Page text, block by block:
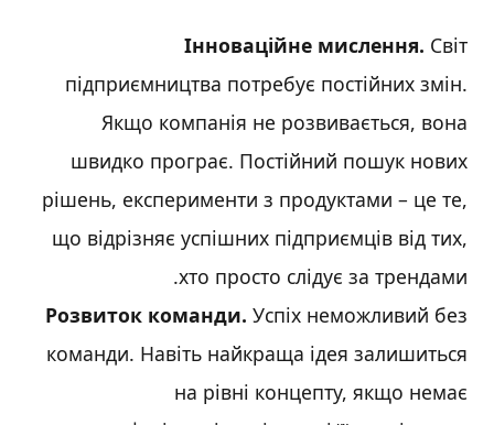
Інноваційне мислення. Світ
підприємництва потребує постійних змін.
Якщо компанія не розвивається, вона
швидко програє. Постійний пошук нових
рішень, експерименти з продуктами – це те,
що відрізняє успішних підприємців від тих,
хто просто слідує за трендами.
Розвиток команди. Успіх неможливий без
команди. Навіть найкраща ідея залишиться
на рівні концепту, якщо немає